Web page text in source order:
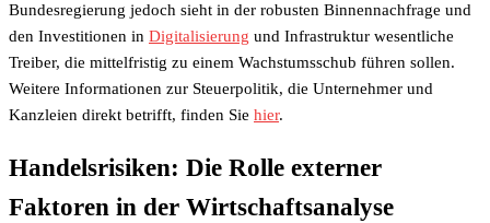
Bundesregierung jedoch sieht in der robusten Binnennachfrage und
den Investitionen in Digitalisierung und Infrastruktur wesentliche
Treiber, die mittelfristig zu einem Wachstumsschub führen sollen.
Weitere Informationen zur Steuerpolitik, die Unternehmer und
Kanzleien direkt betrifft, finden Sie hier.
Handelsrisiken: Die Rolle externer
Faktoren in der Wirtschaftsanalyse